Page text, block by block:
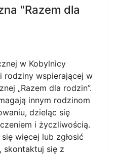
"Razem dla
w Kobylnicy
rodziny wspierającej w
„Razem dla rodzin”.
innym rodzinom
dzieląc się
i życzliwością.
więcej lub zgłosić
skontaktuj się z